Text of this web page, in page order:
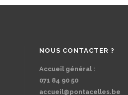
NOUS CONTACTER ?
Accueil général :
071 84 90 50
accueil@pontacelles.be